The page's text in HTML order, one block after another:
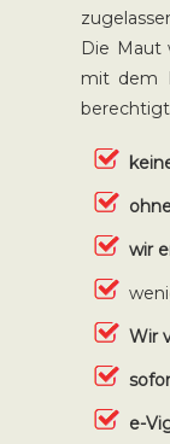
Die Maut
mit dem
berechtigt
wir
Wir
e-